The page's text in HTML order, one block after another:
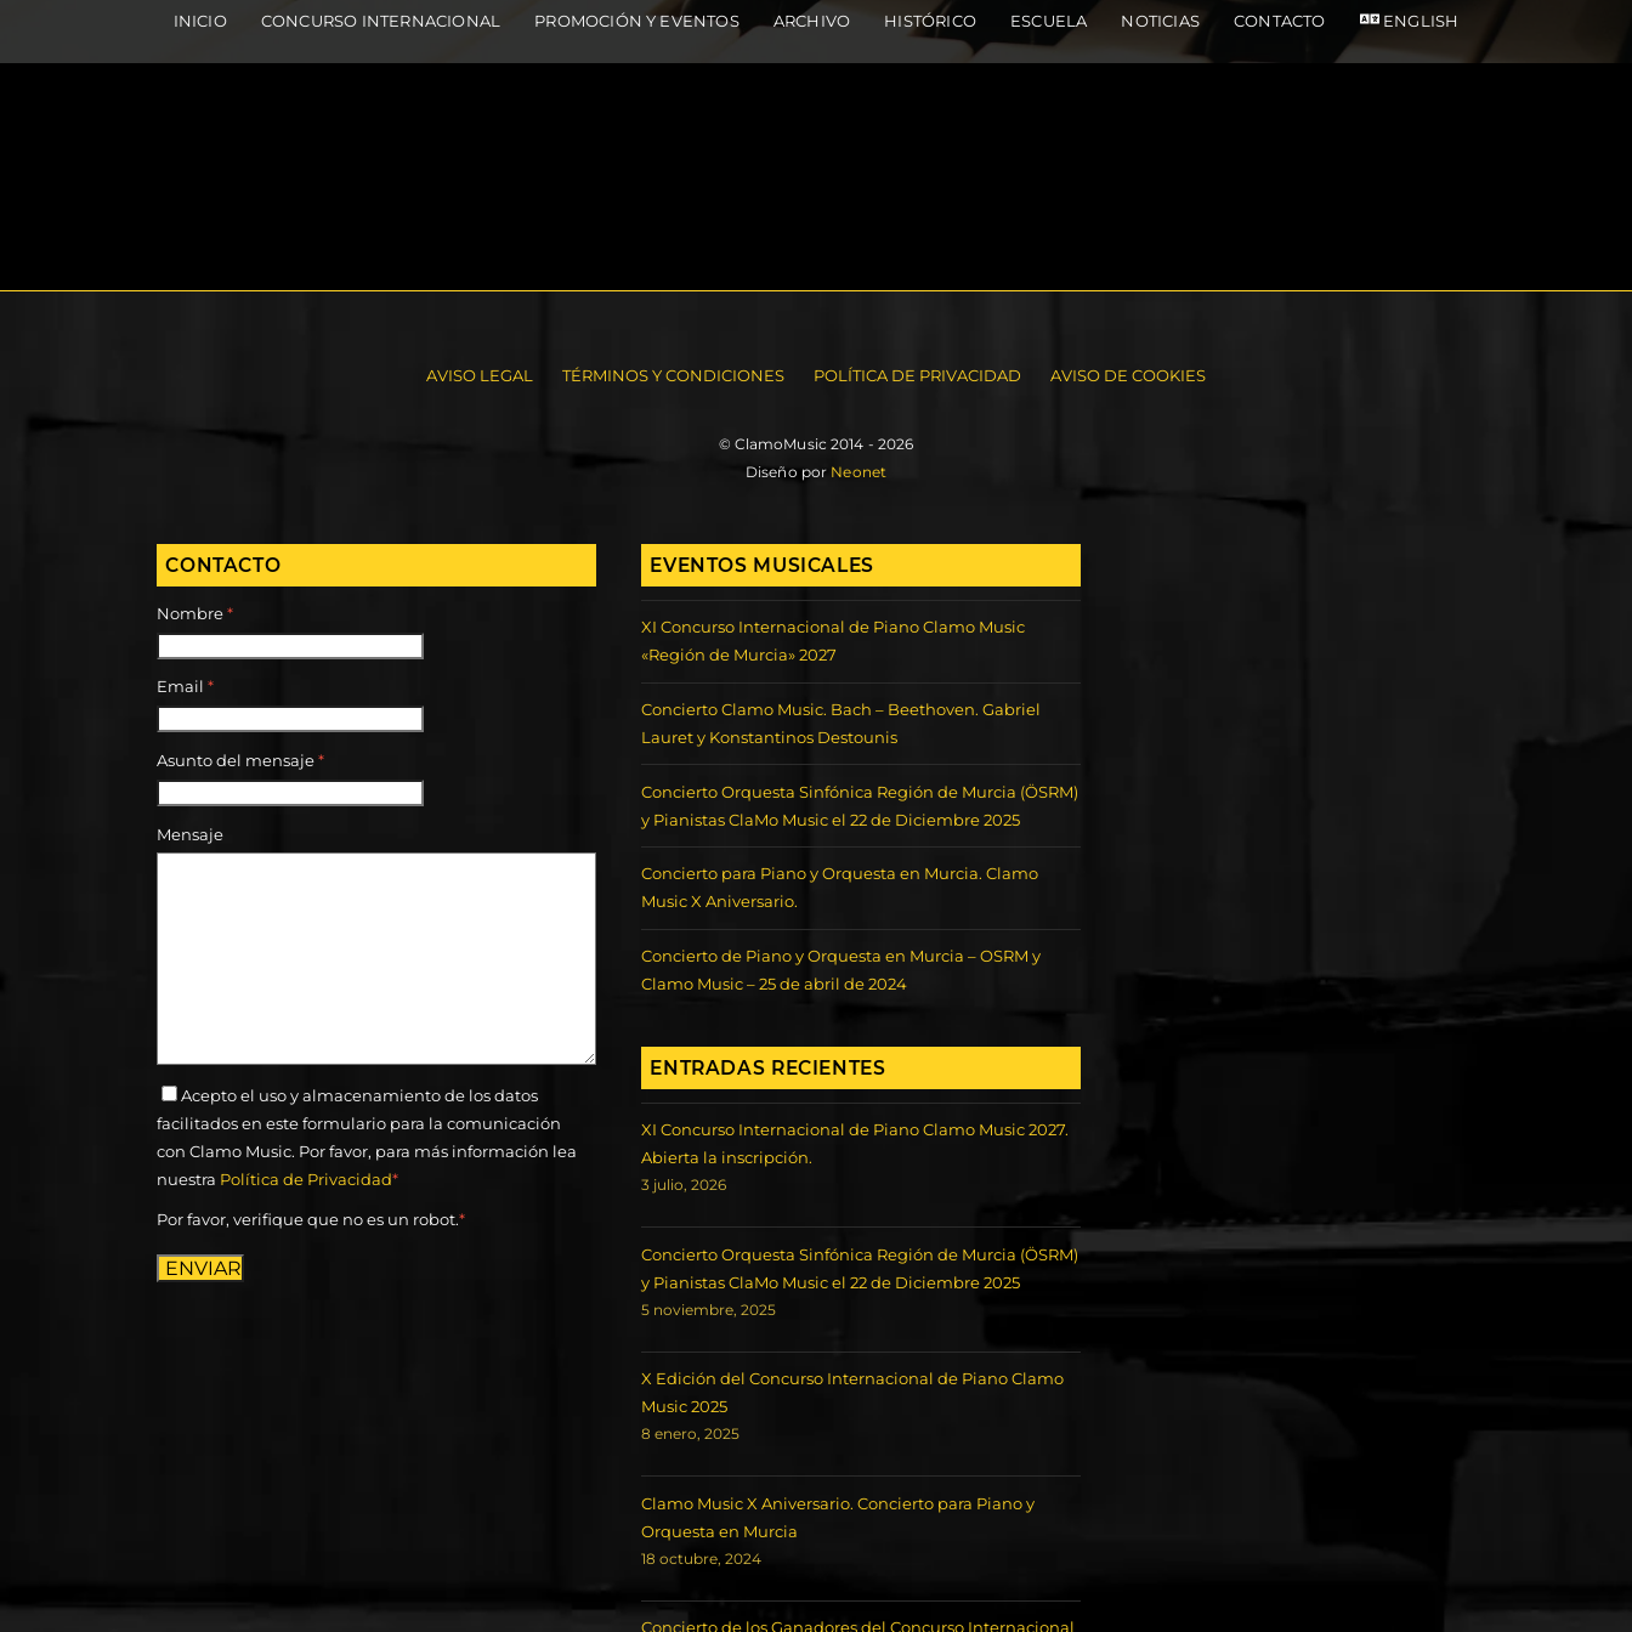
INICIO CONCURSO INTERNACIONAL PROMOCIÓN Y EVENTOS ARCHIVO HISTÓRICO ESCUELA NOTICIAS CONTACTO ENGLISH
AVISO LEGAL TÉRMINOS Y CONDICIONES POLÍTICA DE PRIVACIDAD AVISO DE COOKIES
© ClamoMusic 2014 - 2026
Diseño por Neonet
CONTACTO
Nombre*
Email*
Asunto del mensaje*
Mensaje
Acepto el uso y almacenamiento de los datos
facilitados en este formulario para la comunicación
con Clamo Music. Por favor, para más información lea
nuestra Política de Privacidad*
Por favor, verifique que no es un robot.*
ENVIAR
EVENTOS MUSICALES
XI Concurso Internacional de Piano Clamo Music
«Región de Murcia» 2027
Concierto Clamo Music. Bach – Beethoven. Gabriel
Lauret y Konstantinos Destounis
Concierto Orquesta Sinfónica Región de Murcia (ÖSRM)
y Pianistas ClaMo Music el 22 de Diciembre 2025
Concierto para Piano y Orquesta en Murcia. Clamo
Music X Aniversario.
Concierto de Piano y Orquesta en Murcia – OSRM y
Clamo Music – 25 de abril de 2024
ENTRADAS RECIENTES
XI Concurso Internacional de Piano Clamo Music 2027.
Abierta la inscripción.
3 julio, 2026
Concierto Orquesta Sinfónica Región de Murcia (ÖSRM)
y Pianistas ClaMo Music el 22 de Diciembre 2025
5 noviembre, 2025
X Edición del Concurso Internacional de Piano Clamo
Music 2025
8 enero, 2025
Clamo Music X Aniversario. Concierto para Piano y
Orquesta en Murcia
18 octubre, 2024
Concierto de los Ganadores del Concurso Internacional